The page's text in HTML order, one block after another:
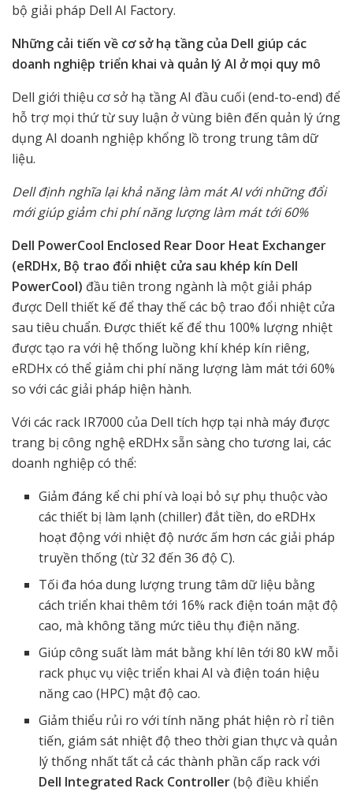
bộ giải pháp Dell AI Factory.
Những cải tiến về cơ sở hạ tầng của Dell giúp các
doanh nghiệp triển khai và quản lý AI ở mọi quy mô
Dell giới thiệu cơ sở hạ tầng AI đầu cuối (end-to-end) để
hỗ trợ mọi thứ từ suy luận ở vùng biên đến quản lý ứng
dụng AI doanh nghiệp khổng lồ trong trung tâm dữ
liệu.
Dell định nghĩa lại khả năng làm mát AI với những đổi
mới giúp giảm chi phí năng lượng làm mát tới 60%
Dell PowerCool Enclosed Rear Door Heat Exchanger
(eRDHx, Bộ trao đổi nhiệt cửa sau khép kín Dell
PowerCool) đầu tiên trong ngành là một giải pháp
được Dell thiết kế để thay thế các bộ trao đổi nhiệt cửa
sau tiêu chuẩn. Được thiết kế để thu 100% lượng nhiệt
được tạo ra với hệ thống luồng khí khép kín riêng,
eRDHx có thể giảm chi phí năng lượng làm mát tới 60%
so với các giải pháp hiện hành.
Với các rack IR7000 của Dell tích hợp tại nhà máy được
trang bị công nghệ eRDHx sẵn sàng cho tương lai, các
doanh nghiệp có thể:
Giảm đáng kể chi phí và loại bỏ sự phụ thuộc vào
các thiết bị làm lạnh (chiller) đắt tiền, do eRDHx
hoạt động với nhiệt độ nước ấm hơn các giải pháp
truyền thống (từ 32 đến 36 độ C).
Tối đa hóa dung lượng trung tâm dữ liệu bằng
cách triển khai thêm tới 16% rack điện toán mật độ
cao, mà không tăng mức tiêu thụ điện năng.
Giúp công suất làm mát bằng khí lên tới 80 kW mỗi
rack phục vụ việc triển khai AI và điện toán hiệu
năng cao (HPC) mật độ cao.
Giảm thiểu rủi ro với tính năng phát hiện rò rỉ tiên
tiến, giám sát nhiệt độ theo thời gian thực và quản
lý thống nhất tất cả các thành phần cấp rack với
Dell Integrated Rack Controller(bộ điều khiển